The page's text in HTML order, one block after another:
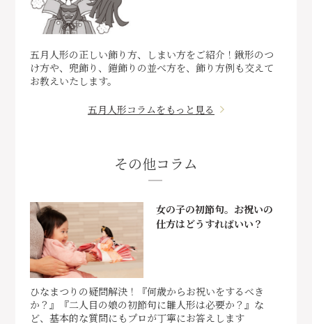
五月人形の正しい飾り方、しまい方をご紹介！鍬形のつ
け方や、兜飾り、鎧飾りの並べ方を、飾り方例も交えて
お教えいたします。
五月人形コラムをもっと見る
その他コラム
女の子の初節句。お祝いの
仕方はどうすればいい？
ひなまつりの疑問解決！『何歳からお祝いをするべき
か？』『二人目の娘の初節句に雛人形は必要か？』な
ど、基本的な質問にもプロが丁寧にお答えします